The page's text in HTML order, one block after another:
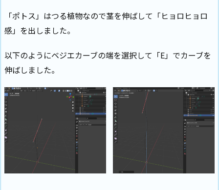
「ポトス」はつる植物なので茎を伸ばして「ヒョロヒョロ
感」を出しました。
以下のようにベジエカーブの端を選択して「E」でカーブを
伸ばしました。